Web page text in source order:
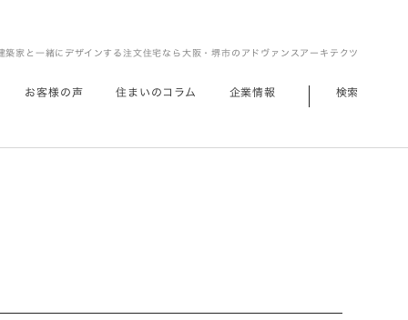
築家と一緒にデザインする注文住宅なら大阪・堺市のアドヴァンスアーキテクツ
お客様の声 住まいのコラム 企業情報 検索